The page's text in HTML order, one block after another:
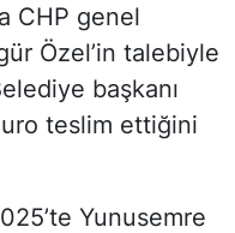
CHP genel
Özel’in talebiyle
başkanı
teslim ettiğini
Yunusemre